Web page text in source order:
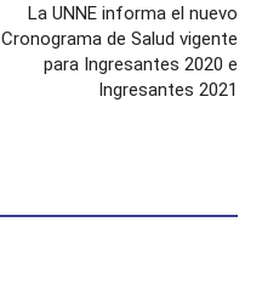
La UNNE informa el nuevo
Cronograma de Salud vigente
para Ingresantes 2020 e
Ingresantes 2021